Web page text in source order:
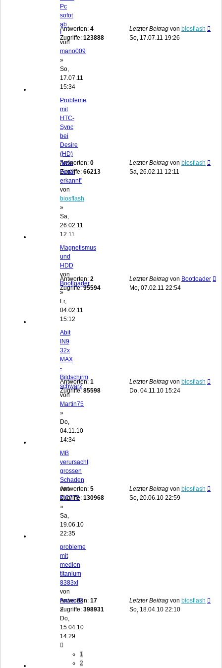
Pc
sofot
ab
!
von
mano009
»
So,
17.07.11
15:34
Antworten: 4
Zugriffe: 123888
Letzter Beitrag von biosflash
So, 17.07.11 19:26
Probleme
mit
HTC-
Sync
bei
Desire
(HD)
"kein
Gerät
erkannt"
von
biosflash
»
Sa,
26.02.11
12:11
Antworten: 0
Zugriffe: 66213
Letzter Beitrag von biosflash
Sa, 26.02.11 12:11
Magnetismus
und
HDD
von
Bootloader
»
Fr,
04.02.11
15:12
Antworten: 2
Zugriffe:95594
Letzter Beitrag von Bootloader
Mo, 07.02.11 22:54
Abit
IN9
32x
MAX
-
Bildschirm
schwarz
von
Martin75
»
Do,
04.11.10
14:34
Antworten: 1
Zugriffe:85598
Letzter Beitrag von biosflash
Do, 04.11.10 15:24
MB
verursacht
grossen
Schaden
von
MC778
»
Sa,
19.06.10
22:35
Antworten: 5
Zugriffe: 130968
Letzter Beitrag von biosflash
So, 20.06.10 22:59
probleme
mit
medion
titanium
8383xl
von
flower33
»
Do,
15.04.10
14:29
1
2
Antworten: 17
Zugriffe: 398931
Letzter Beitrag von biosflash
So, 18.04.10 22:10